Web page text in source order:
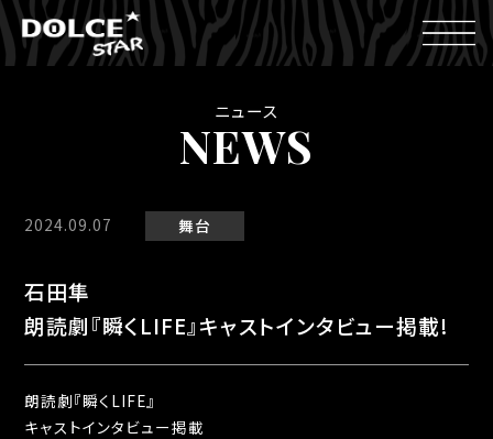
ニュース
NEWS
2024.09.07 舞台
石田隼
朗読劇『瞬くLIFE』キャストインタビュー掲載!
朗読劇『瞬くLIFE』
キャストインタビュー掲載